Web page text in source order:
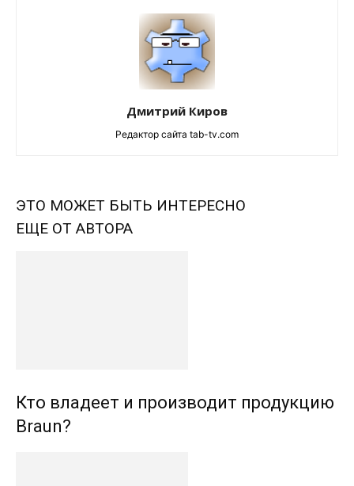
Дмитрий Киров
Редактор сайта tab-tv.com
ЭТО МОЖЕТ БЫТЬ ИНТЕРЕСНО
ЕЩЕ ОТ АВТОРА
Кто владеет и производит продукцию
Braun?